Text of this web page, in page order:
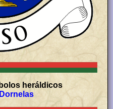
heráldicos